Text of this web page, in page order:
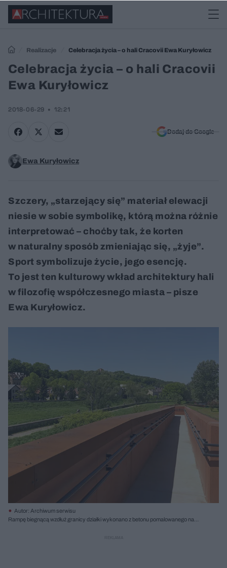
Realizacje Celebracja życia – o hali Cracovii Ewa Kuryłowicz
Celebracja życia – o hali Cracovii
Ewa Kuryłowicz
2018-06-29 12:21
Dodaj do Google
Ewa Kuryłowicz
Szczery, „starzejący się” materiał elewacji
niesie w sobie symbolikę, którą można różnie
interpretować – choćby tak, że korten
w naturalny sposób zmieniając się, „żyje”.
Sport symbolizuje życie, jego esencję.
To jest ten kulturowy wkład architektury hali
w filozofię współczesnego miasta – pisze
Ewa Kuryłowicz.
Autor: Archiwum serwisu
Rampę biegnącą wzdłuż granicy działki wykonano z betonu pomalowanego na